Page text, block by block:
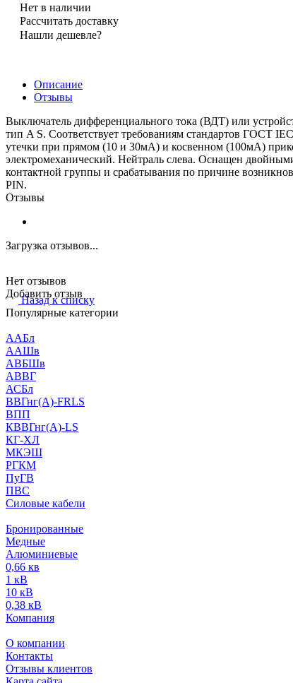
Нет в наличии
Рассчитать доставку
Нашли дешевле?
Описание
Отзывы
Выключатель дифференциального тока (ВДТ) или
тип A S. Соответствует требованиям стандартов ГОСТ
утечки при прямом (10 и 30мА) и косвенном (100мА)
электромеханический. Нейтраль слева. Оснащен
контактной группы и срабатывания по причине
PIN.
Отзывы
Загрузка отзывов...
Нет отзывов
Добавить отзыв
Назад к списку
Популярные категории
ААБл
ААШв
АВБШв
АВВГ
АСБл
ВВГнг(А)-FRLS
ВПП
КВВГнг(А)-LS
КГ-ХЛ
МКЭШ
РГКМ
ПуГВ
ПВС
Силовые кабели
Бронированные
Медные
Алюминиевые
0,66 кв
1 кВ
10 кВ
0,38 кВ
Компания
О компании
Контакты
Отзывы клиентов